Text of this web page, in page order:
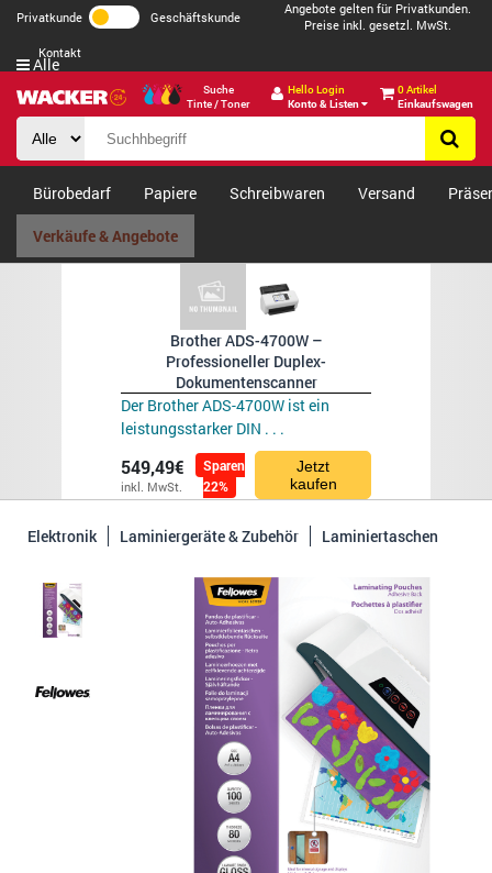
Privatkunde Geschäftskunde
Angebote gelten für Privatkunden.
Preise inkl. gesetzl. MwSt.
Kontakt
Suche
Tinte / Toner
Hello Login
Konto & Listen
0 Artikel
Einkaufswagen
Alle
Bürobedarf Papiere Schreibwaren Versand
Verkäufe & Angebote
Brother ADS-4700W –
Professioneller Duplex-
Dokumentenscanner
Der Brother ADS-4700W ist ein
leistungsstarker DIN . . .
549,49€
inkl. MwSt.
Sparen
22%
Jetzt
kaufen
Elektronik Laminiergeräte & Zubehör Laminiertaschen